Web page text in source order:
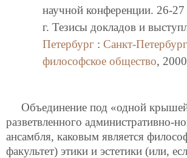
научной конференции. 26-27
г. Тезисы докладов и
Петербург : Санкт-
философское общество,
Объединение под «одной
разветвленного административно-
ансамбля, каковым является
факультет) этики и эстетики (или,